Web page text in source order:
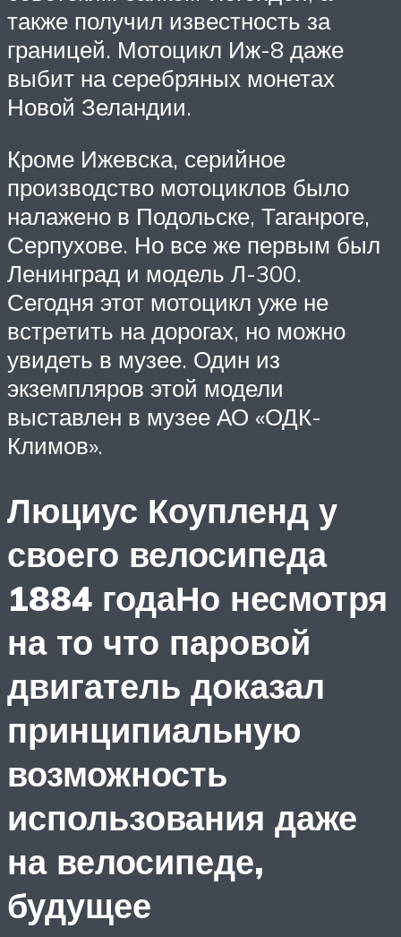
также получил известность за
границей. Мотоцикл Иж-8 даже
выбит на серебряных монетах
Новой Зеландии.
Кроме Ижевска, серийное
производство мотоциклов было
налажено в Подольске, Таганроге,
Серпухове. Но все же первым был
Ленинград и модель Л-300.
Сегодня этот мотоцикл уже не
встретить на дорогах, но можно
увидеть в музее. Один из
экземпляров этой модели
выставлен в музее АО «ОДК-
Климов».
Люциус Коупленд у
своего велосипеда
1884 годаНо несмотря
на то что паровой
двигатель доказал
принципиальную
возможность
использования даже
на велосипеде,
будущее